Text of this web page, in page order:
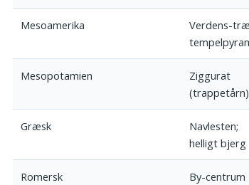
Mesoamerika
Verdens-
Mesopotamien
Ziggurat
(trappetårn)
Græsk
Navlesten;
helligt bjerg
Romersk By-centrum